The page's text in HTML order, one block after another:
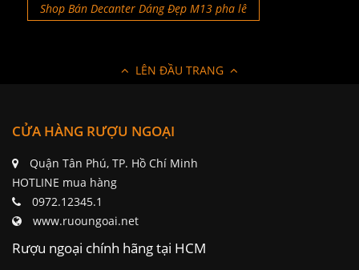
Shop Bán Decanter Dáng Đẹp M13 pha lê
LÊN ĐẦU TRANG
CỬA HÀNG RƯỢU NGOẠI
Quận Tân Phú, TP. Hồ Chí Minh
HOTLINE mua hàng
0972.12345.1
www.ruoungoai.net
Rượu ngoại chính hãng tại HCM